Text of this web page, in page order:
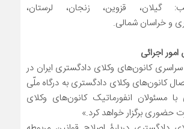
گیلان، قزوین، زنجان، لرستان،
و خراسان شمالی.
اجرائی
کانون‌های وکلای دادگستری ایران در
کانون‌های وکلای دادگستری به درگاه ملّی
مسئولان انفورماتیک کانون‌های وکلای
حضوری برگزار خواهد کرد.»